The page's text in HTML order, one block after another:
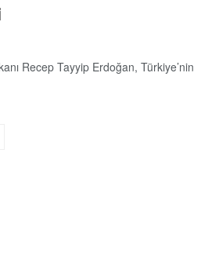
Recep Tayyip Erdoğan, Türkiye’nin